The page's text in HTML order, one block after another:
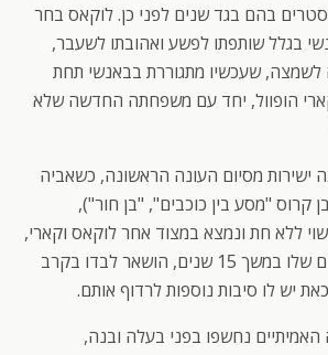
בהם בגד שנים לפני כן. לוקאס בחר
בגלל שותפתו לפשע ואהובתו לשעבר,
לשמצה, שעכשיו מתגוררת בבאנשי תחת
הופוול, יחד עם משפחתה החדשה שלא
ישירות מסיום העונה הראשונה, כשאביה
קרוס "מסע בין כוכבים", "בן חור"),
ללא חת ונמצא במצוד אחר לוקאס וקארי,
שהיו הגנבים המובילים שלו במשך 15 שנים, הושאר לבדו בקרב
יש לו סיבות נוספות לרדוף אותם.
נחשפו בפני בעלה ובנה,